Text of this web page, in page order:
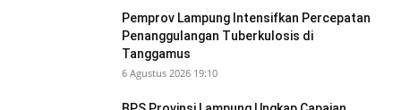
Pemprov Lampung Intensifkan Percepatan
Penanggulangan Tuberkulosis di
Tanggamus
6 Agustus 2026 19:10